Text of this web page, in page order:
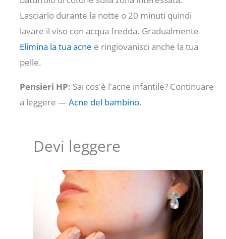
Lasciarlo durante la notte o 20 minuti quindi
lavare il viso con acqua fredda. Gradualmente
Elimina la tua acne e ringiovanisci anche la tua
pelle.
Pensieri HP: Sai cos'è l'acne infantile? Continuare
a leggere —Acne del bambino.
Devi leggere